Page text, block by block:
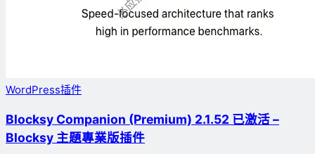
WordPress插件
Blocksy Companion (Premium) 2.1.52 已激活 –
Blocksy 主題專業版插件